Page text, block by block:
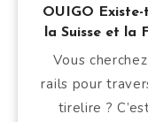
OUIGO
la Suisse et la
Vous
rails pour
tirelire ?